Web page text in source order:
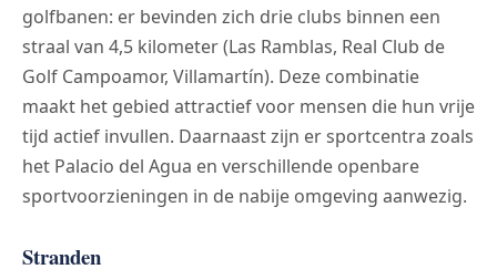
golfbanen: er bevinden zich drie clubs binnen een
straal van 4,5 kilometer (Las Ramblas, Real Club de
Golf Campoamor, Villamartín). Deze combinatie
maakt het gebied attractief voor mensen die hun vrije
tijd actief invullen. Daarnaast zijn er sportcentra zoals
het Palacio del Agua en verschillende openbare
sportvoorzieningen in de nabije omgeving aanwezig.
Stranden